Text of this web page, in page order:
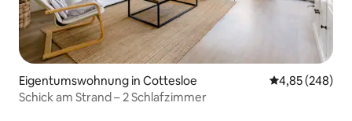
Eigentumswohnung in Cottesloe
4,85 (248)
Schick am Strand – 2 Schlafzimmer